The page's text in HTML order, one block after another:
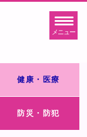
メニュー
健康・医療
防災・防犯